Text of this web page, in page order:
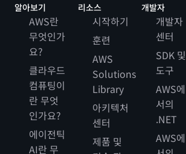
알아보기
AWS란
무엇인가
요?
클라우드
컴퓨팅이
란 무엇
인가요?
에이전틱
AI란 무
리소스
시작하기
훈련
AWS
Solutions
Library
아키텍처
센터
제품 및
개발자
개발자
센터
SDK 및
도구
AWS에
서의
.NET
AWS에